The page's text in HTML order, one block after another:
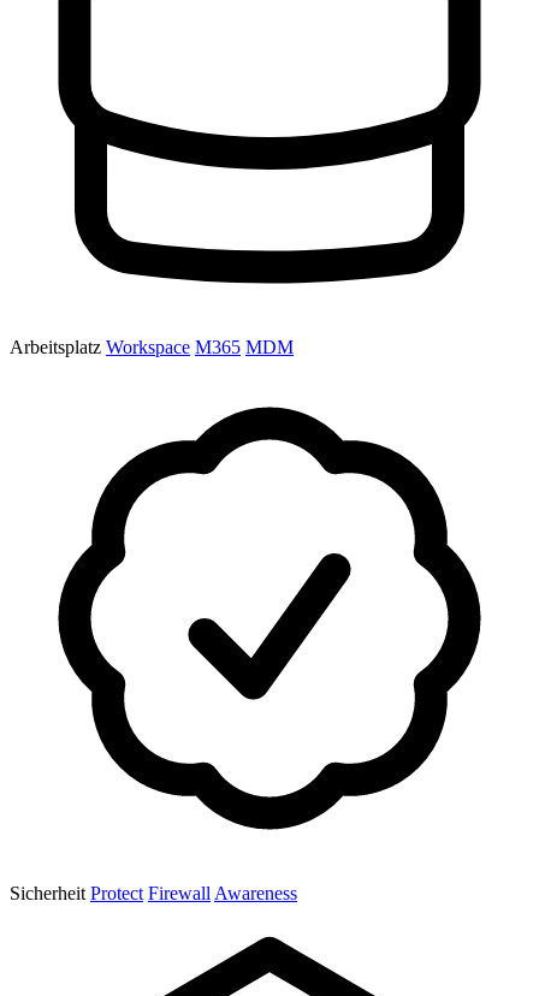
Arbeitsplatz Workspace M365 MDM
Sicherheit Protect Firewall Awareness